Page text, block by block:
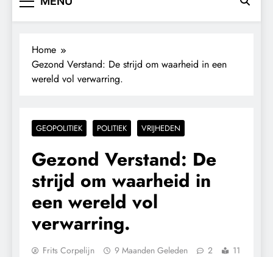
Home
Gezond Verstand: De strijd om waarheid in een
wereld vol verwarring.
GEOPOLITIEK POLITIEK VRIJHEDEN
Gezond Verstand: De
strijd om waarheid in
een wereld vol
verwarring.
Frits Corpelijn 9 Maanden Geleden 2
11